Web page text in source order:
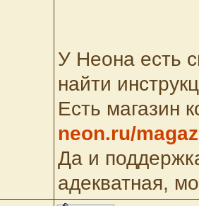
У Неона есть
найти
Есть магазин
neon.ru/
Да и
адекватная,